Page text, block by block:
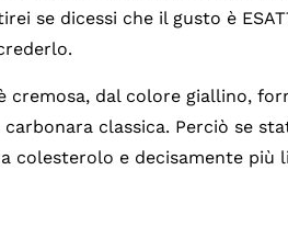
se dicessi che il gusto è
cremosa, dal colore giallino,
classica. Perciò se
colesterolo e decisamente più